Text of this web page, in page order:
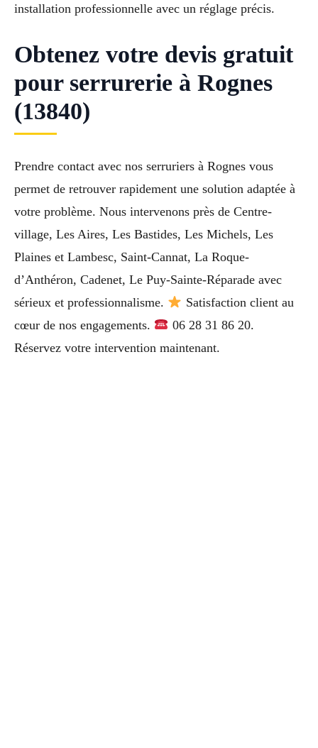
installation professionnelle avec un réglage précis.
Obtenez votre devis gratuit
pour serrurerie à Rognes
(13840)
Prendre contact avec nos serruriers à Rognes vous
permet de retrouver rapidement une solution adaptée à
votre problème. Nous intervenons près de Centre-
village, Les Aires, Les Bastides, Les Michels, Les
Plaines et Lambesc, Saint-Cannat, La Roque-
d’Anthéron, Cadenet, Le Puy-Sainte-Réparade avec
sérieux et professionnalisme.
Satisfaction client au
cœur de nos engagements.
06 28 31 86 20.
Réservez votre intervention maintenant.